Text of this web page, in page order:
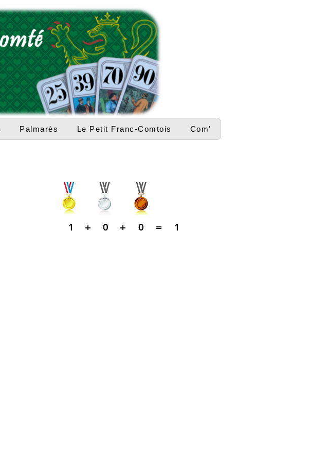
Palmarès Le Petit Franc-Comtois Com'
1 + 0 + 0 = 1